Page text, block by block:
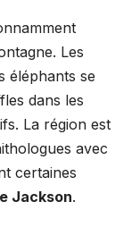
Les
éléphants se
dans les
La région est
avec
certaines
Jackson.